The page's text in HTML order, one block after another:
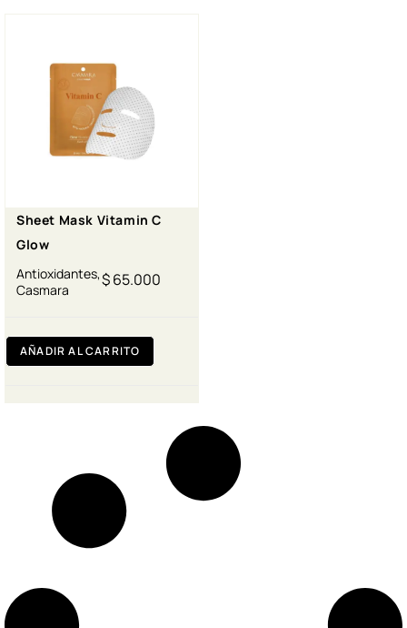
Sheet Mask Vitamin C
Glow
Antioxidantes,
Casmara
$65.000
AÑADIR AL CARRITO